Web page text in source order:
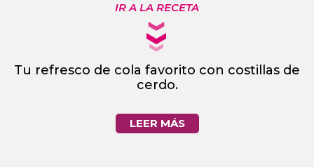
IR A LA RECETA
Tu refresco de cola favorito con costillas de
cerdo.
LEER MÁS